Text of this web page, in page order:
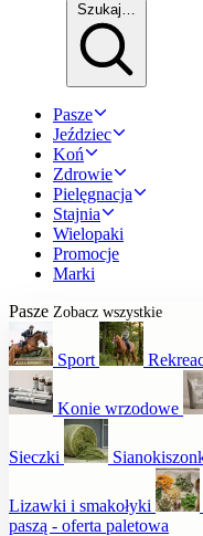
Szukaj…
Pasze
Jeździec
Koń
Zdrowie
Pielęgnacja
Stajnia
Wielopaki
Promocje
Marki
Pasze Zobacz wszystkie
Sport
Konie wrzodowe
Sieczki
Lizawki i smakołyki
paszą - oferta paletowa